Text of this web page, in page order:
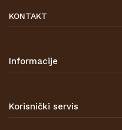
KONTAKT
47000 Karlovac
Informacije
Prodajna mjesta
Korisnički servis